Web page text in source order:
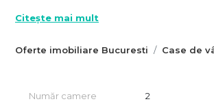
Oferte imobiliare Bucuresti Case de
unei locuințe moderne, ci lipsa spațiului
exact acel sentiment de „acasă”, pe care
Citește mai mult
Număr camere 2